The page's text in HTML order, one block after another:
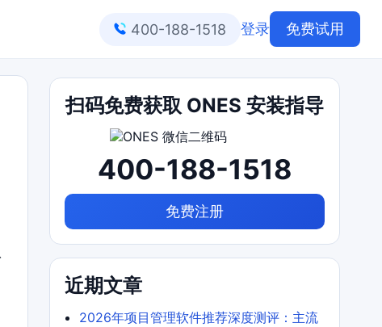
400-188-1518 登录 免费试用
扫码免费获取 ONES 安装指导
400-188-1518
免费注册
近期文章
2026年项目管理软件推荐深度测评：主流